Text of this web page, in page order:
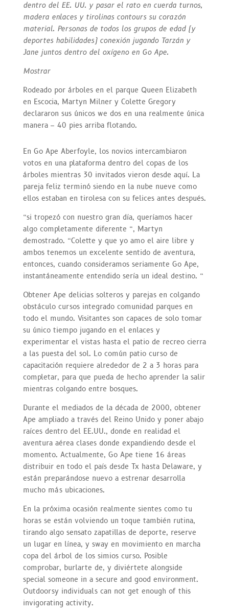
dentro del EE. UU. y pasar el rato en cuerda turnos,
madera enlaces y tirolinas contours su corazón
material. Personas de todos los grupos de edad (y
deportes habilidades) conexión jugando Tarzán y
Jane juntos dentro del oxígeno en Go Ape.
Mostrar
Rodeado por árboles en el parque Queen Elizabeth
en Escocia, Martyn Milner y Colette Gregory
declararon sus únicos we dos en una realmente única
manera – 40 pies arriba flotando.
En Go Ape Aberfoyle, los novios intercambiaron
votos en una plataforma dentro del copas de los
árboles mientras 30 invitados vieron desde aquí. La
pareja feliz terminó siendo en la nube nueve como
ellos estaban en tirolesa con su felices antes después.
“si tropezó con nuestro gran día, queríamos hacer
algo completamente diferente “, Martyn
demostrado. “Colette y que yo amo el aire libre y
ambos tenemos un excelente sentido de aventura,
entonces, cuando consideramos seriamente Go Ape,
instantáneamente entendido sería un ideal destino. “
Obtener Ape delicias solteros y parejas en colgando
obstáculo cursos integrado comunidad parques en
todo el mundo. Visitantes son capaces de solo tomar
su único tiempo jugando en el enlaces y
experimentar el vistas hasta el patio de recreo cierra
a las puesta del sol. Lo común patio curso de
capacitación requiere alrededor de 2 a 3 horas para
completar, para que pueda de hecho aprender la salir
mientras colgando entre bosques.
Durante el mediados de la década de 2000, obtener
Ape ampliado a través del Reino Unido y poner abajo
raíces dentro del EE.UU., donde en realidad el
aventura aérea clases donde expandiendo desde el
momento. Actualmente, Go Ape tiene 16 áreas
distribuir en todo el país desde Tx hasta Delaware, y
están preparándose nuevo a estrenar desarrolla
mucho más ubicaciones.
En la próxima ocasión realmente sientes como tu
horas se están volviendo un toque también rutina,
tirando algo sensato zapatillas de deporte, reserve
un lugar en línea, y sway en movimiento en marcha
copa del árbol de los simios curso. Posible
comprobar, burlarte de, y diviértete alongside
special someone in a secure and good environment.
Outdoorsy individuals can not get enough of this
invigorating activity.